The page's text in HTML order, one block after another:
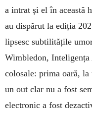
a intrat și el în această
au dispărut la ediția
lipsesc subtilitățile
Wimbledon,
colosale: prima oară,
un out clar nu a fost
electronic a fost